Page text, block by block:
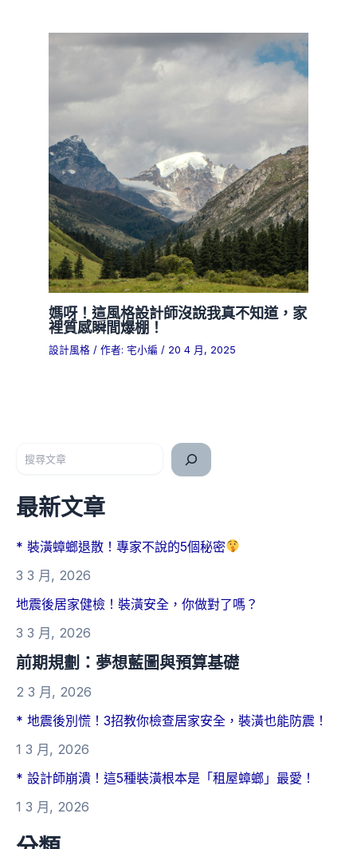
媽呀！這風格設計師沒說我真不知道，家
裡質感瞬間爆棚！
設計風格 / 作者: 宅小編 / 20 4 月, 2025
最新文章
* 裝潢蟑螂退散！專家不說的5個秘密
3 3 月, 2026
地震後居家健檢！裝潢安全，你做對了嗎？
3 3 月, 2026
前期規劃：夢想藍圖與預算基礎
2 3 月, 2026
* 地震後別慌！3招教你檢查居家安全，裝潢也能防震！
1 3 月, 2026
* 設計師崩潰！這5種裝潢根本是「租屋蟑螂」最愛！
1 3 月, 2026